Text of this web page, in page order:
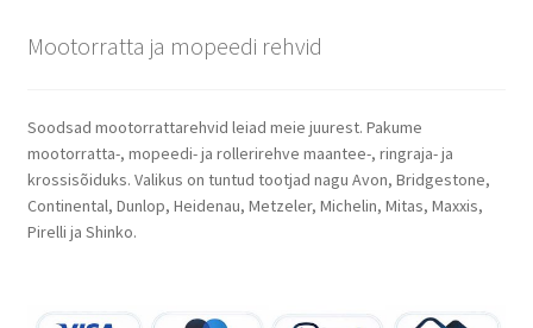
Mootorratta ja mopeedi rehvid
Soodsad mootorrattarehvid leiad meie juurest. Pakume
mootorratta-, mopeedi- ja rollerirehve maantee-, ringraja- ja
krossisõiduks. Valikus on tuntud tootjad nagu Avon, Bridgestone,
Continental, Dunlop, Heidenau, Metzeler, Michelin, Mitas, Maxxis,
Pirelli ja Shinko.